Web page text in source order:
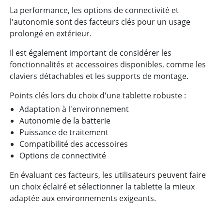
La performance, les options de connectivité et
l'autonomie sont des facteurs clés pour un usage
prolongé en extérieur.
Il est également important de considérer les
fonctionnalités et accessoires disponibles, comme les
claviers détachables et les supports de montage.
Points clés lors du choix d'une tablette robuste :
Adaptation à l'environnement
Autonomie de la batterie
Puissance de traitement
Compatibilité des accessoires
Options de connectivité
En évaluant ces facteurs, les utilisateurs peuvent faire
un choix éclairé et sélectionner la tablette la mieux
adaptée aux environnements exigeants.